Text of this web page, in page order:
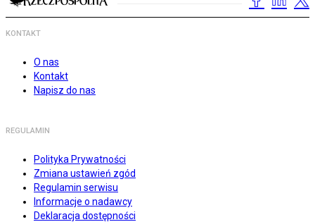
KONTAKT
O nas
Kontakt
Napisz do nas
REGULAMIN
Polityka Prywatności
Zmiana ustawień zgód
Regulamin serwisu
Informacje o nadawcy
Deklaracja dostępności